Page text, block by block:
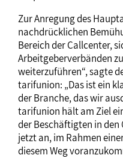
Zur Anregung des
nachdrücklichen
Bereich der Callcenter,
Arbeitgeberverbänden
weiterzuführen“, sagte
tarifunion: „Das ist ein
der Branche, das wir
tarifunion hält am Ziel
der Beschäftigten in den
jetzt an, im Rahmen
diesem Weg